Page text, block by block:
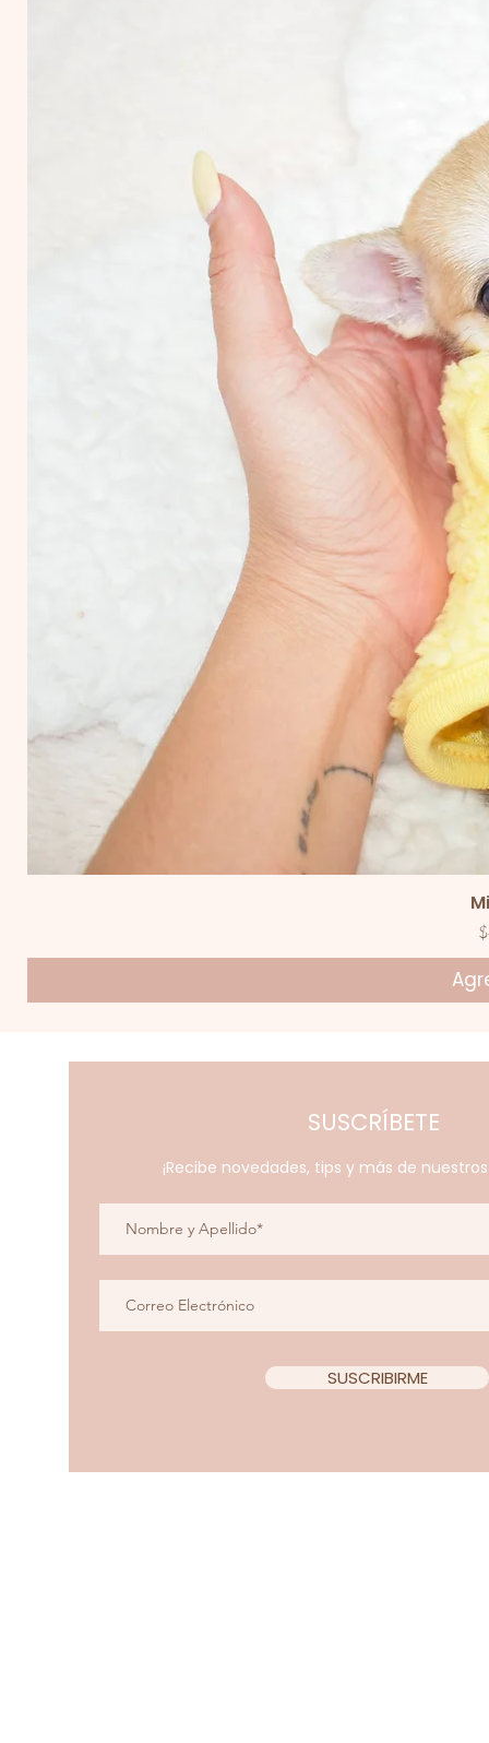
SUSCRÍBETE
¡Recibe novedades, tips y más de
SUSCRIBIRME